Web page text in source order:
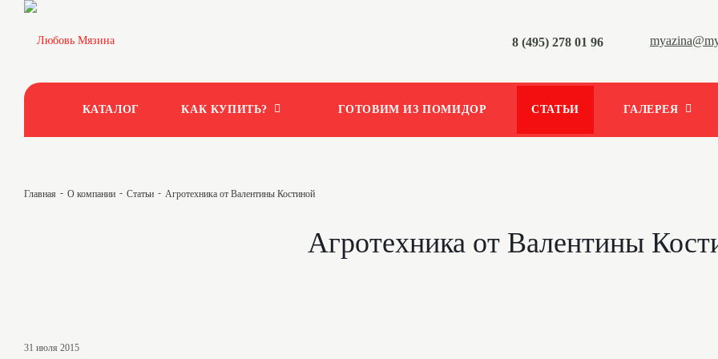
8 (495) 278 01 96
КАТАЛОГ КАК КУПИТЬ? ГОТОВИМ ИЗ ПОМИДОР СТАТЬИ ГАЛЕРЕЯ
Главная - О компании - Статьи - Агротехника от Валентины Костиной
Агротехника от Валентины
31 июля 2015